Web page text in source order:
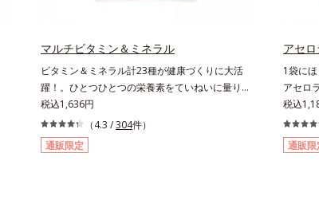
マルチビタミン＆ミネラル
ビタミン＆ミネラル計23種が健康づくりに大活
躍！。ひとつひとつの栄養素をていねいに量り、
ビタミン13種類は1/2日分、ミネラル10種は1/3
日分をバランス良く配合しました。ビタミンCに
は長くとどまってじっくり働く「タイムリリース
加工」を施し、体内吸収率を上げる黒胡椒抽出物
税込1,636円
（4.3 /304件）
通販限定
アセロ
1袋に
アセロ
ラFe」
から、
す。1袋
は、1
税込
通販限